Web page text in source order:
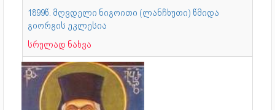
1899წ. მღვდელი ნიგოითი (ლანჩხუთი) წმიდა
გიორგის ეკლესია
სრულად ნახვა